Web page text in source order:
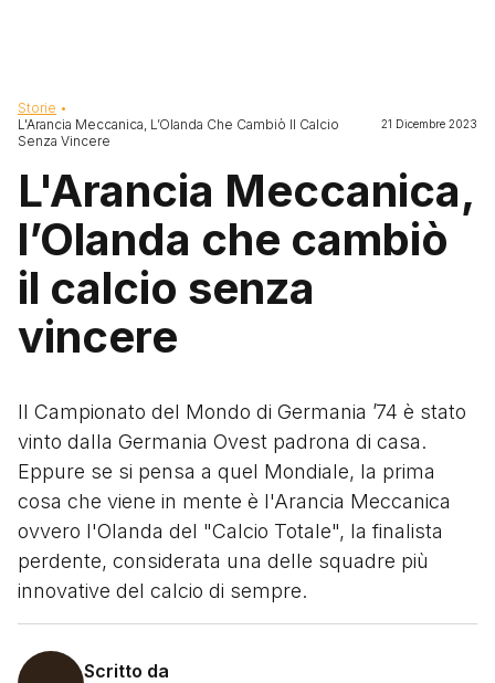
Briciole di pane
Storie
L'Arancia Meccanica, L’Olanda Che Cambiò Il Calcio
Senza Vincere
21 Dicembre 2023
L'Arancia Meccanica,
l’Olanda che cambiò
il calcio senza
vincere
Il Campionato del Mondo di Germania ’74 è stato
vinto dalla Germania Ovest padrona di casa.
Eppure se si pensa a quel Mondiale, la prima
cosa che viene in mente è l'Arancia Meccanica
ovvero l'Olanda del "Calcio Totale", la finalista
perdente, considerata una delle squadre più
innovative del calcio di sempre.
Scritto da